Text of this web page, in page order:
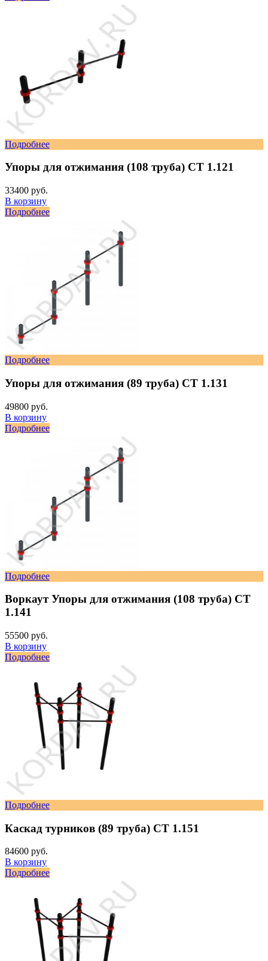
Подробнее
Упоры для отжимания (108 труба) СТ 1.121
33400 руб.
В корзину
Подробнее
Подробнее
Упоры для отжимания (89 труба) СТ 1.131
49800 руб.
В корзину
Подробнее
Подробнее
Воркаут Упоры для отжимания (108 труба) СТ
1.141
55500 руб.
В корзину
Подробнее
Подробнее
Каскад турников (89 труба) СТ 1.151
84600 руб.
В корзину
Подробнее